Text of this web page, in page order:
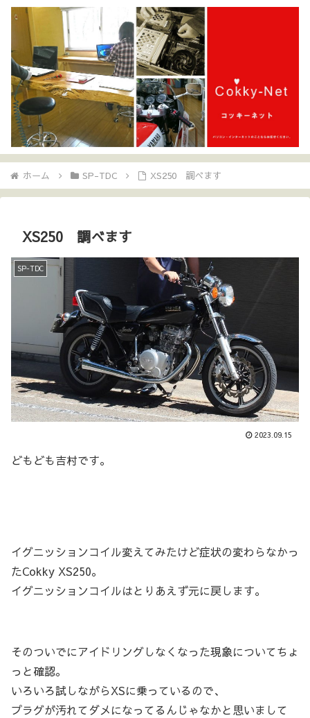
ホーム SP-TDC XS250 調べます
XS250 調べます
SP-TDC
2023.09.15
どもども吉村です。
イグニッションコイル変えてみたけど症状の変わらなかっ
たCokky XS250。
イグニッションコイルはとりあえず元に戻します。
そのついでにアイドリングしなくなった現象についてちょ
っと確認。
いろいろ試しながらXSに乗っているので、
プラグが汚れてダメになってるんじゃなかと思いまして